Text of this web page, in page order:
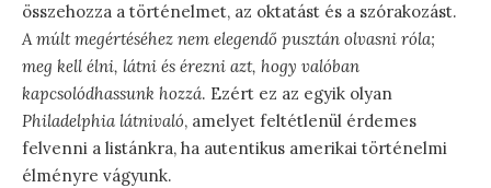
összehozza a történelmet, az oktatást és a szórakozást.
A múlt megértéséhez nem elegendő pusztán olvasni róla;
meg kell élni, látni és érezni azt, hogy valóban
kapcsolódhassunk hozzá. Ezért ez az egyik olyan
Philadelphia látnivaló, amelyet feltétlenül érdemes
felvenni a listánkra, ha autentikus amerikai történelmi
élményre vágyunk.